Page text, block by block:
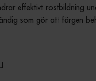
effektivt rostbildning
som gör att färgen